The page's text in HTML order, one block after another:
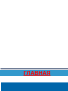
ГЛАВНАЯ